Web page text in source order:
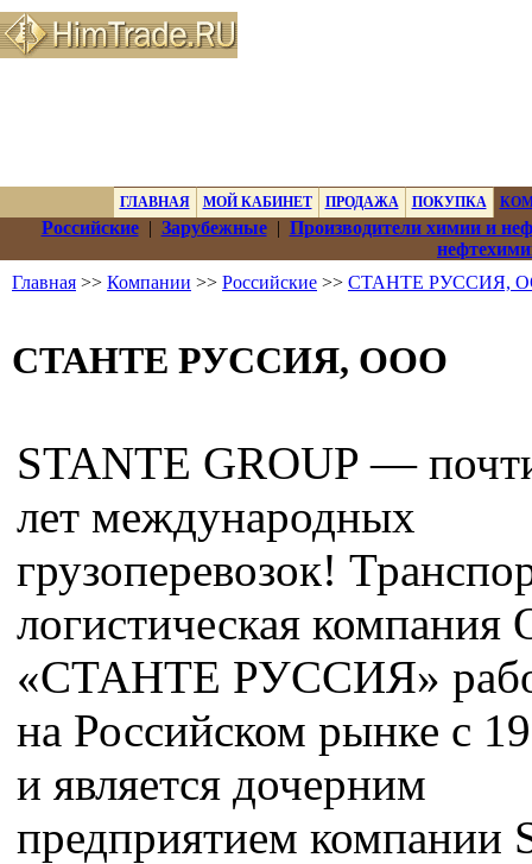
ГЛАВНАЯ МОЙ КАБИНЕТ ПРОДАЖА ПОКУПКА
Российские| Зарубежные| Производители химии и
Главная >> Компании >> Российские >> СТАНТЕ РУССИЯ,
СТАНТЕ РУССИЯ, ООО
STANTE GROUP —
лет международных
грузоперевозок!
логистическая
«СТАНТЕ РУССИЯ»
на Российском рынке с
и является дочерним
предприятием компании